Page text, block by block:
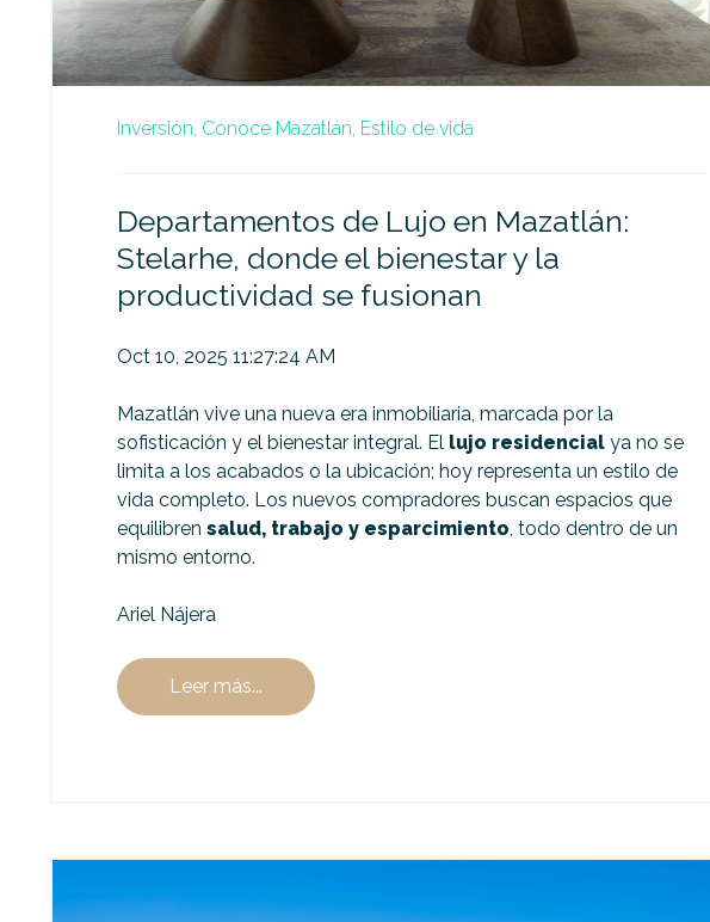
Inversión, Conoce Mazatlán, Estilo de vida
Departamentos de Lujo en Mazatlán:
Stelarhe, donde el bienestar y la
productividad se fusionan
Oct 10, 2025 11:27:24 AM
Mazatlán vive una nueva era inmobiliaria, marcada por la
sofisticación y el bienestar integral. El lujo residencial ya no se
limita a los acabados o la ubicación; hoy representa un estilo de
vida completo. Los nuevos compradores buscan espacios que
equilibren salud, trabajo y esparcimiento , todo dentro de un
mismo entorno.
Ariel Nájera
Leer más...